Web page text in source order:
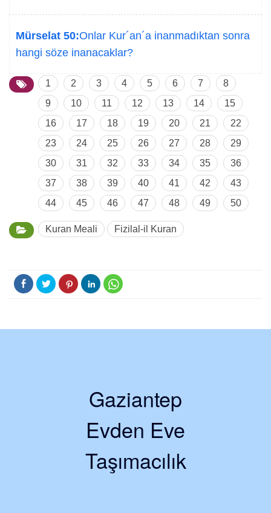
Mürselat 50:Onlar Kur´an´a inanmadıktan sonra
hangi söze inanacaklar?
1 2 3 4 5 6 7
8
9
10 11 12 13 14
15
16
17 18 19 20 21
22
23
24 25 26 27 28
29
30
31 32 33 34 35
36
37
38 39 40 41 42
43
44
45 46 47 48 49 50
Kuran Meali Fizilal-il Kuran
Gaziantep
Evden Eve
Taşımacılık